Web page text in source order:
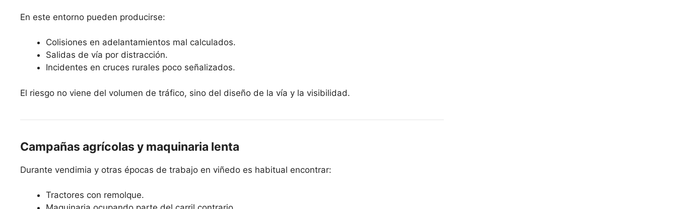
En este entorno pueden producirse:
Colisiones en adelantamientos mal calculados.
Salidas de vía por distracción.
Incidentes en cruces rurales poco señalizados.
El riesgo no viene del volumen de tráfico, sino del diseño de la vía y la visibilidad.
Campañas agrícolas y maquinaria lenta
Durante vendimia y otras épocas de trabajo en viñedo es habitual encontrar:
Tractores con remolque.